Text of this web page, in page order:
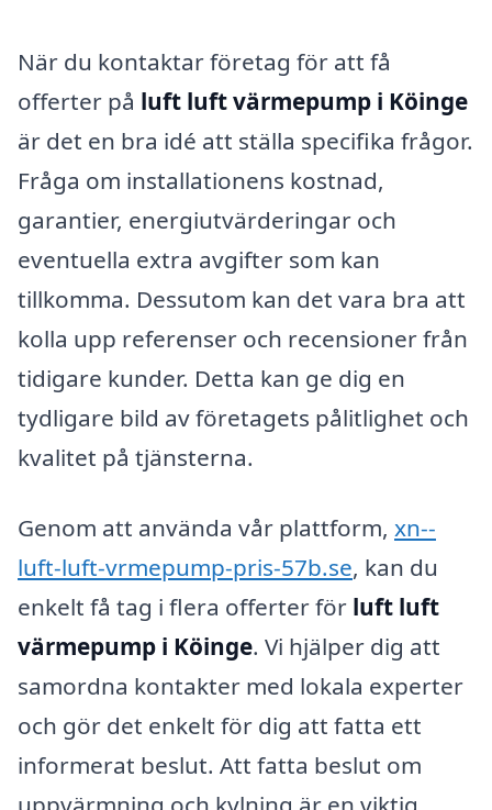
När du kontaktar företag för att få
offerter på luft luft värmepump i Köinge
är det en bra idé att ställa specifika frågor.
Fråga om installationens kostnad,
garantier, energiutvärderingar och
eventuella extra avgifter som kan
tillkomma. Dessutom kan det vara bra att
kolla upp referenser och recensioner från
tidigare kunder. Detta kan ge dig en
tydligare bild av företagets pålitlighet och
kvalitet på tjänsterna.
Genom att använda vår plattform, xn--
luft-luft-vrmepump-pris-57b.se, kan du
enkelt få tag i flera offerter för luft luft
värmepump i Köinge. Vi hjälper dig att
samordna kontakter med lokala experter
och gör det enkelt för dig att fatta ett
informerat beslut. Att fatta beslut om